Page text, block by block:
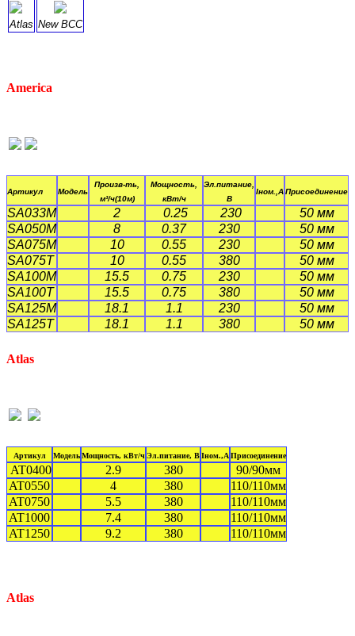
Atlas New BCC
America
Артикул Модель
Произв-ть,
м³/ч(10м)
Мощность,
кВт/ч
Эл.питание,
В
Iном.,АПрисоединение
SA033M 2 0.25 230
50 мм
SA050M
8 0.37 230
50 мм
SA075M
10 0.55 230
50 мм
SA075T
10 0.55 380
50 мм
SA100M
15.5 0.75 230
50 мм
SA100T
15.5 0.75 380
50 мм
SA125M
18.1 1.1 230
50 мм
SA125T
18.1 1.1 380 50 мм
Atlas
Артикул МодельМощность, кВт/чЭл.питание, ВIном.,АПрисоединение
AT0400 2.9 380
90/90мм
AT0550
4 380
110/110мм
AT0750
5.5 380
110/110мм
AT1000
7.4 380
110/110мм
AT1250
9.2 380 110/110мм
Atlas